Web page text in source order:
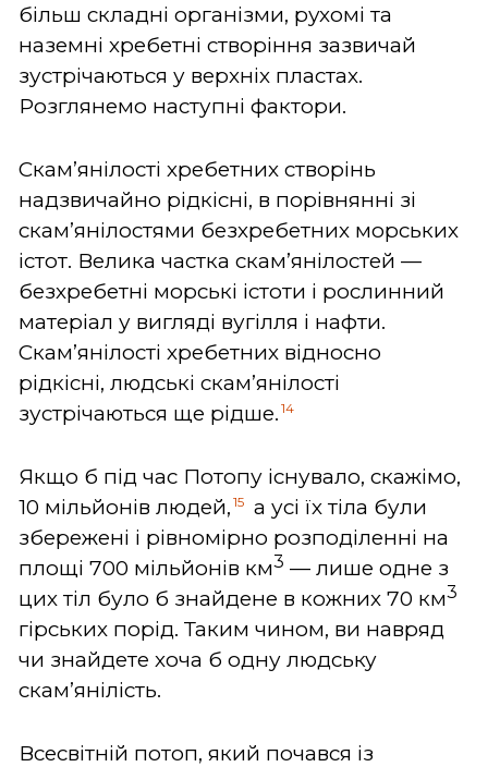
більш складні організми, рухомі та
наземні хребетні створіння зазвичай
зустрічаються у верхніх пластах.
Розглянемо наступні фактори.
Скам’янілості хребетних створінь
надзвичайно рідкісні, в порівнянні зі
скам’янілостями безхребетних морських
істот. Велика частка скам’янілостей —
безхребетні морські істоти і рослинний
матеріал у вигляді вугілля і нафти.
Скам’янілості хребетних відносно
рідкісні, людські скам’янілості
зустрічаються ще рідше. 14
Якщо б під час Потопу існувало, скажімо,
10 мільйонів людей, 15 а усі їх тіла були
збережені і рівномірно розподіленні на
площі 700 мільйонів км3 — лише одне з
цих тіл було б знайдене в кожних 70 км3
гірських порід. Таким чином, ви навряд
чи знайдете хоча б одну людську
скам’янілість.
Всесвітній потоп, який почався із